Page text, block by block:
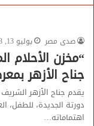
صدى مصر
يوليو 13, 2023
“مخزن الأحلام
جناح الأزهر
يقدم جناح الأزهر
دورتة الجديدة، للطفل،
اهتماماته…